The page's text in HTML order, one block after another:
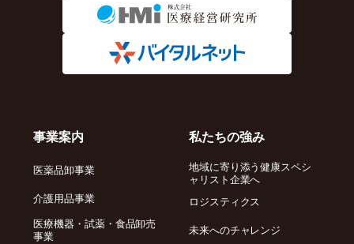
事業案内
医薬品卸事業
介護用品事業
医療機器・試薬・食品卸売
事業
私たちの強み
地域に寄り添う健康スペシ
ャリスト企業へ
ロジスティクス
未来へのチャレンジ